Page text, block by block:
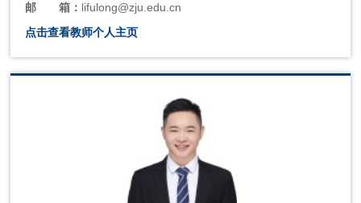
邮
箱： lifulong@zju.edu.cn
点击查看教师个人主页